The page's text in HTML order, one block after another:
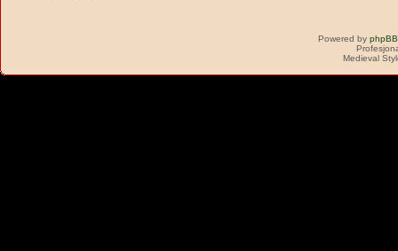
Powered by phpBB
Medieval